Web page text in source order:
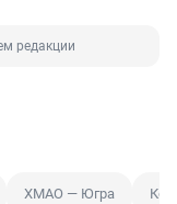
редакции
ХМАО — Югра